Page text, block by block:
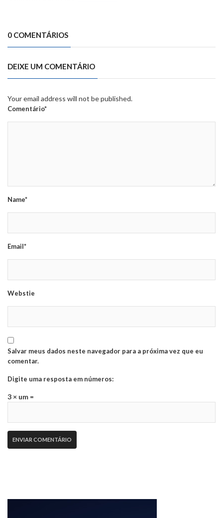
0 COMENTÁRIOS
DEIXE UM COMENTÁRIO
Your email address will not be published.
Comentário*
Name*
Email*
Webstie
Salvar meus dados neste navegador para a próxima vez que eu
comentar.
Digite uma resposta em números:
3 × um =